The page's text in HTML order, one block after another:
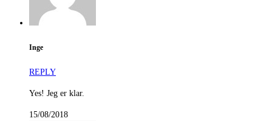
Inge
REPLY
Yes! Jeg er klar.
15/08/2018